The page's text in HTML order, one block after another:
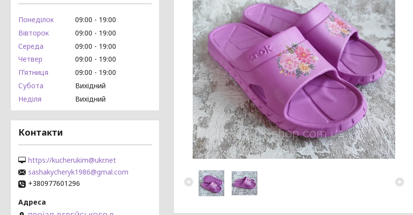
Понеділок 09:00
19:00
Вівторок
09:00
19:00
Середа
09:00
19:00
Четвер
09:00
19:00
Пʼятниця
09:00
19:00
Субота
Вихідний
Неділя
Вихідний
Контакти
https://kucherukim@ukr.net
sashakycheryk1986@gmal.com
+380977601296